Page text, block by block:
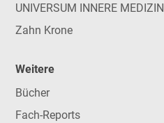
UNIVERSUM INNERE MEDIZIN
Zahn Krone
Weitere
Bücher
Fach-Reports